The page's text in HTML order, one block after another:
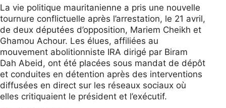
La vie politique mauritanienne a pris une nouvelle
tournure conflictuelle après l’arrestation, le 21 avril,
de deux députées d’opposition, Mariem Cheikh et
Ghamou Achour. Les élues, affiliées au
mouvement abolitionniste IRA dirigé par Biram
Dah Abeid, ont été placées sous mandat de dépôt
et conduites en détention après des interventions
diffusées en direct sur les réseaux sociaux où
elles critiquaient le président et l’exécutif.